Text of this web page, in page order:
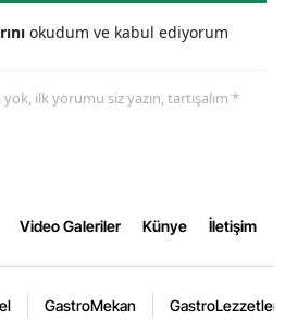
okudum ve kabul ediyorum
ilk yorumu siz yazın, tartışalım *
Video Galeriler Künye İletişim
GastroMekan GastroLezzetler